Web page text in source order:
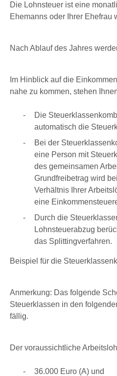
Die Lohnsteuer ist eine
Ehemanns oder Ihrer Ehefrau
Nach Ablauf des Jahres
Im Hinblick auf die
nahe zu kommen, stehen
Die
automatisch die
Bei der
eine Person mit
des gemeinsamen
Grundfreibetrag wird
Verhältnis Ihrer
eine
Durch die
Lohnsteuerabzug
das Splittingverfahren.
Beispiel für die
Anmerkung: Das folgende
Steuerklassen in den
fällig.
Der voraussichtliche
36.000 Euro (A) und